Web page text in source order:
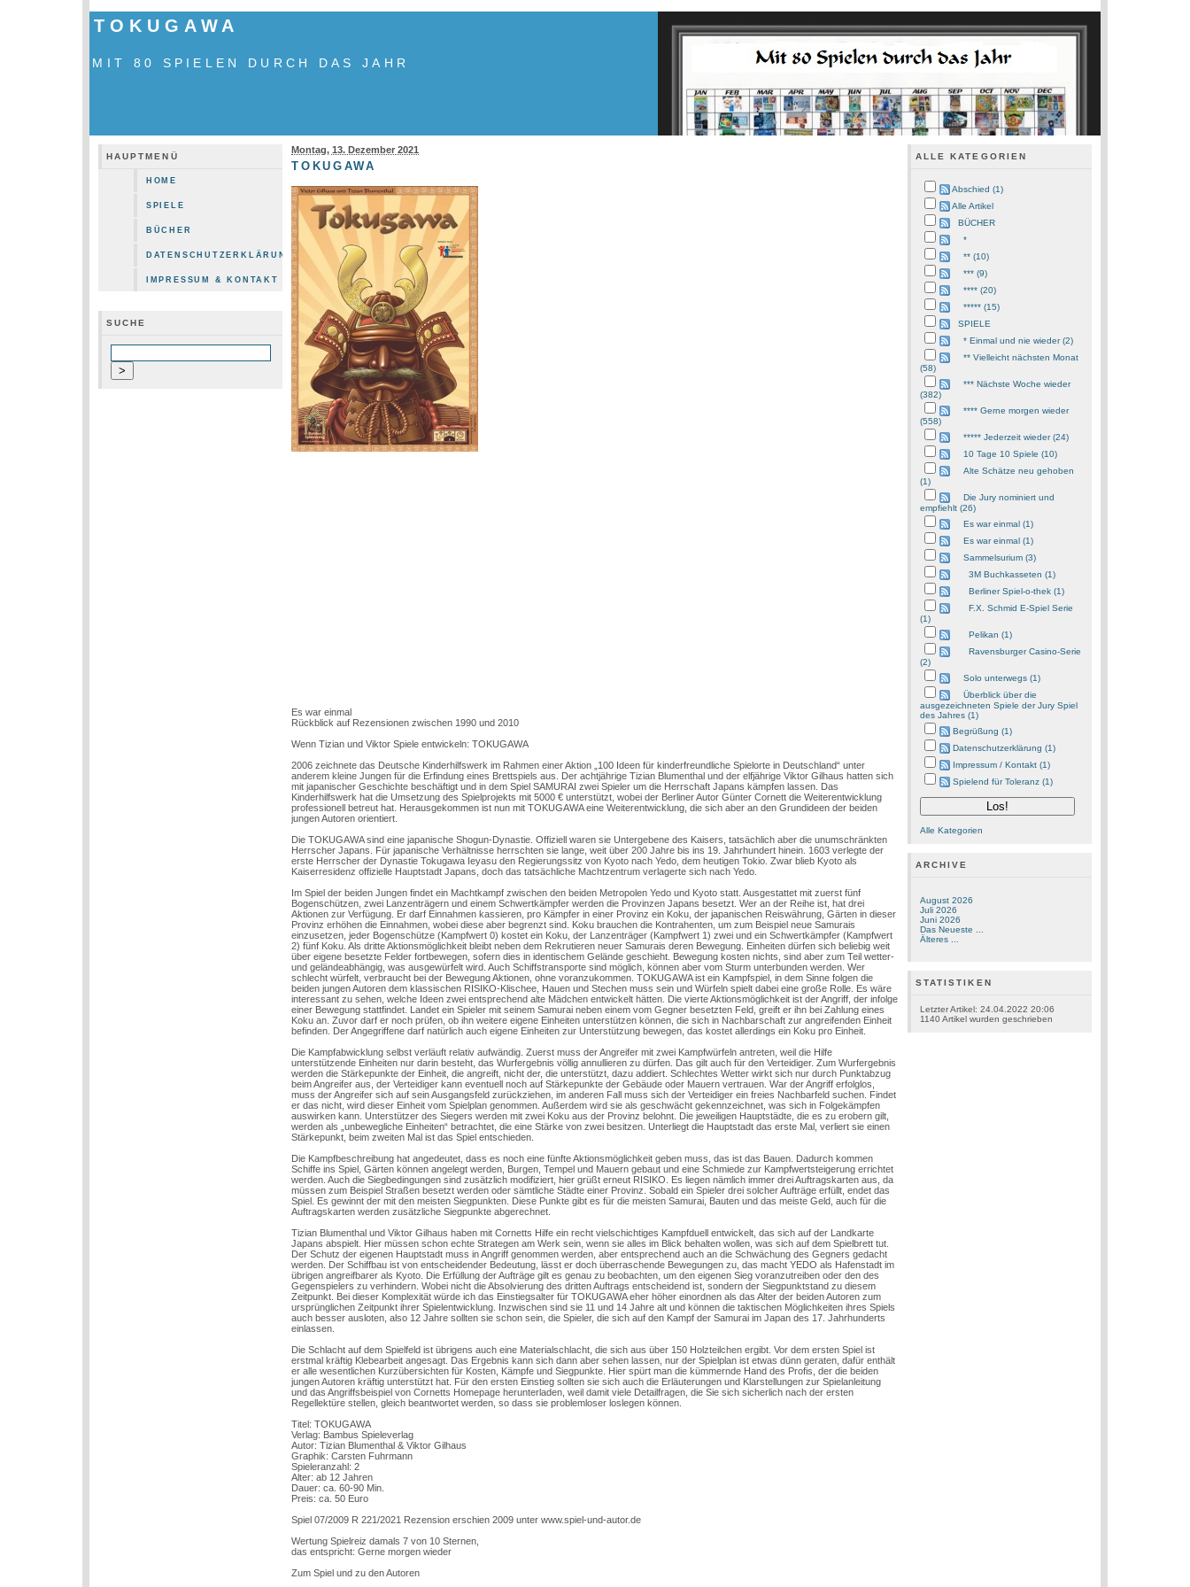
TOKUGAWA
MIT 80 SPIELEN DURCH DAS JAHR
HAUPTMENÜ
HOME
SPIELE
BÜCHER
DATENSCHUTZERKLÄRUNG
IMPRESSUM & KONTAKT
SUCHE
Montag, 13. Dezember 2021
TOKUGAWA
Es war einmal
Rückblick auf Rezensionen zwischen 1990 und 2010
Wenn Tizian und Viktor Spiele entwickeln: TOKUGAWA
2006 zeichnete das Deutsche Kinderhilfswerk im Rahmen einer Aktion „100 Ideen für kinderfreundliche Spielorte in Deutschland“ unter
anderem kleine Jungen für die Erfindung eines Brettspiels aus. Der achtjährige Tizian Blumenthal und der elfjährige Viktor Gilhaus hatten sich
mit japanischer Geschichte beschäftigt und in dem Spiel SAMURAI zwei Spieler um die Herrschaft Japans kämpfen lassen. Das
Kinderhilfswerk hat die Umsetzung des Spielprojekts mit 5000 € unterstützt, wobei der Berliner Autor Günter Cornett die Weiterentwicklung
professionell betreut hat. Herausgekommen ist nun mit TOKUGAWA eine Weiterentwicklung, die sich aber an den Grundideen der beiden
jungen Autoren orientiert.
Die TOKUGAWA sind eine japanische Shogun-Dynastie. Offiziell waren sie Untergebene des Kaisers, tatsächlich aber die unumschränkten
Herrscher Japans. Für japanische Verhältnisse herrschten sie lange, weit über 200 Jahre bis ins 19. Jahrhundert hinein. 1603 verlegte der
erste Herrscher der Dynastie Tokugawa Ieyasu den Regierungssitz von Kyoto nach Yedo, dem heutigen Tokio. Zwar blieb Kyoto als
Kaiserresidenz offizielle Hauptstadt Japans, doch das tatsächliche Machtzentrum verlagerte sich nach Yedo.
Im Spiel der beiden Jungen findet ein Machtkampf zwischen den beiden Metropolen Yedo und Kyoto statt. Ausgestattet mit zuerst fünf
Bogenschützen, zwei Lanzenträgern und einem Schwertkämpfer werden die Provinzen Japans besetzt. Wer an der Reihe ist, hat drei
Aktionen zur Verfügung. Er darf Einnahmen kassieren, pro Kämpfer in einer Provinz ein Koku, der japanischen Reiswährung, Gärten in dieser
Provinz erhöhen die Einnahmen, wobei diese aber begrenzt sind. Koku brauchen die Kontrahenten, um zum Beispiel neue Samurais
einzusetzen, jeder Bogenschütze (Kampfwert 0) kostet ein Koku, der Lanzenträger (Kampfwert 1) zwei und ein Schwertkämpfer (Kampfwert
2) fünf Koku. Als dritte Aktionsmöglichkeit bleibt neben dem Rekrutieren neuer Samurais deren Bewegung. Einheiten dürfen sich beliebig weit
über eigene besetzte Felder fortbewegen, sofern dies in identischem Gelände geschieht. Bewegung kosten nichts, sind aber zum Teil wetter-
und geländeabhängig, was ausgewürfelt wird. Auch Schiffstransporte sind möglich, können aber vom Sturm unterbunden werden. Wer
schlecht würfelt, verbraucht bei der Bewegung Aktionen, ohne voranzukommen. TOKUGAWA ist ein Kampfspiel, in dem Sinne folgen die
beiden jungen Autoren dem klassischen RISIKO-Klischee, Hauen und Stechen muss sein und Würfeln spielt dabei eine große Rolle. Es wäre
interessant zu sehen, welche Ideen zwei entsprechend alte Mädchen entwickelt hätten. Die vierte Aktionsmöglichkeit ist der Angriff, der infolge
einer Bewegung stattfindet. Landet ein Spieler mit seinem Samurai neben einem vom Gegner besetzten Feld, greift er ihn bei Zahlung eines
Koku an. Zuvor darf er noch prüfen, ob ihn weitere eigene Einheiten unterstützen können, die sich in Nachbarschaft zur angreifenden Einheit
befinden. Der Angegriffene darf natürlich auch eigene Einheiten zur Unterstützung bewegen, das kostet allerdings ein Koku pro Einheit.
Die Kampfabwicklung selbst verläuft relativ aufwändig. Zuerst muss der Angreifer mit zwei Kampfwürfeln antreten, weil die Hilfe
unterstützende Einheiten nur darin besteht, das Wurfergebnis völlig annullieren zu dürfen. Das gilt auch für den Verteidiger. Zum Wurfergebnis
werden die Stärkepunkte der Einheit, die angreift, nicht der, die unterstützt, dazu addiert. Schlechtes Wetter wirkt sich nur durch Punktabzug
beim Angreifer aus, der Verteidiger kann eventuell noch auf Stärkepunkte der Gebäude oder Mauern vertrauen. War der Angriff erfolglos,
muss der Angreifer sich auf sein Ausgangsfeld zurückziehen, im anderen Fall muss sich der Verteidiger ein freies Nachbarfeld suchen. Findet
er das nicht, wird dieser Einheit vom Spielplan genommen. Außerdem wird sie als geschwächt gekennzeichnet, was sich in Folgekämpfen
auswirken kann. Unterstützer des Siegers werden mit zwei Koku aus der Provinz belohnt. Die jeweiligen Hauptstädte, die es zu erobern gilt,
werden als „unbewegliche Einheiten“ betrachtet, die eine Stärke von zwei besitzen. Unterliegt die Hauptstadt das erste Mal, verliert sie einen
Stärkepunkt, beim zweiten Mal ist das Spiel entschieden.
Die Kampfbeschreibung hat angedeutet, dass es noch eine fünfte Aktionsmöglichkeit geben muss, das ist das Bauen. Dadurch kommen
Schiffe ins Spiel, Gärten können angelegt werden, Burgen, Tempel und Mauern gebaut und eine Schmiede zur Kampfwertsteigerung errichtet
werden. Auch die Siegbedingungen sind zusätzlich modifiziert, hier grüßt erneut RISIKO. Es liegen nämlich immer drei Auftragskarten aus, da
müssen zum Beispiel Straßen besetzt werden oder sämtliche Städte einer Provinz. Sobald ein Spieler drei solcher Aufträge erfüllt, endet das
Spiel. Es gewinnt der mit den meisten Siegpunkten. Diese Punkte gibt es für die meisten Samurai, Bauten und das meiste Geld, auch für die
Auftragskarten werden zusätzliche Siegpunkte abgerechnet.
Tizian Blumenthal und Viktor Gilhaus haben mit Cornetts Hilfe ein recht vielschichtiges Kampfduell entwickelt, das sich auf der Landkarte
Japans abspielt. Hier müssen schon echte Strategen am Werk sein, wenn sie alles im Blick behalten wollen, was sich auf dem Spielbrett tut.
Der Schutz der eigenen Hauptstadt muss in Angriff genommen werden, aber entsprechend auch an die Schwächung des Gegners gedacht
werden. Der Schiffbau ist von entscheidender Bedeutung, lässt er doch überraschende Bewegungen zu, das macht YEDO als Hafenstadt im
übrigen angreifbarer als Kyoto. Die Erfüllung der Aufträge gilt es genau zu beobachten, um den eigenen Sieg voranzutreiben oder den des
Gegenspielers zu verhindern. Wobei nicht die Absolvierung des dritten Auftrags entscheidend ist, sondern der Siegpunktstand zu diesem
Zeitpunkt. Bei dieser Komplexität würde ich das Einstiegsalter für TOKUGAWA eher höher einordnen als das Alter der beiden Autoren zum
ursprünglichen Zeitpunkt ihrer Spielentwicklung. Inzwischen sind sie 11 und 14 Jahre alt und können die taktischen Möglichkeiten ihres Spiels
auch besser ausloten, also 12 Jahre sollten sie schon sein, die Spieler, die sich auf den Kampf der Samurai im Japan des 17. Jahrhunderts
einlassen.
Die Schlacht auf dem Spielfeld ist übrigens auch eine Materialschlacht, die sich aus über 150 Holzteilchen ergibt. Vor dem ersten Spiel ist
erstmal kräftig Klebearbeit angesagt. Das Ergebnis kann sich dann aber sehen lassen, nur der Spielplan ist etwas dünn geraten, dafür enthält
er alle wesentlichen Kurzübersichten für Kosten, Kämpfe und Siegpunkte. Hier spürt man die kümmernde Hand des Profis, der die beiden
jungen Autoren kräftig unterstützt hat. Für den ersten Einstieg sollten sie sich auch die Erläuterungen und Klarstellungen zur Spielanleitung
und das Angriffsbeispiel von Cornetts Homepage herunterladen, weil damit viele Detailfragen, die Sie sich sicherlich nach der ersten
Regellektüre stellen, gleich beantwortet werden, so dass sie problemloser loslegen können.
Titel: TOKUGAWA
Verlag: Bambus Spieleverlag
Autor: Tizian Blumenthal & Viktor Gilhaus
Graphik: Carsten Fuhrmann
Spieleranzahl: 2
Alter: ab 12 Jahren
Dauer: ca. 60-90 Min.
Preis: ca. 50 Euro
Spiel 07/2009 R 221/2021 Rezension erschien 2009 unter www.spiel-und-autor.de
Wertung Spielreiz damals 7 von 10 Sternen,
das entspricht: Gerne morgen wieder
Zum Spiel und zu den Autoren
ALLE KATEGORIEN
Abschied (1)
Alle Artikel
BÜCHER
*
** (10)
*** (9)
**** (20)
***** (15)
SPIELE
* Einmal und nie wieder (2)
** Vielleicht nächsten Monat
(58)
*** Nächste Woche wieder
(382)
**** Gerne morgen wieder
(558)
***** Jederzeit wieder (24)
10 Tage 10 Spiele (10)
Alte Schätze neu gehoben
(1)
Die Jury nominiert und
empfiehlt (26)
Es war einmal (1)
Es war einmal (1)
Sammelsurium (3)
3M Buchkasseten (1)
Berliner Spiel-o-thek (1)
F.X. Schmid E-Spiel Serie
(1)
Pelikan (1)
Ravensburger Casino-Serie
(2)
Solo unterwegs (1)
Überblick über die
ausgezeichneten Spiele der Jury Spiel
des Jahres (1)
Begrüßung (1)
Datenschutzerklärung (1)
Impressum / Kontakt (1)
Spielend für Toleranz (1)
Alle Kategorien
ARCHIVE
August 2026
Juli 2026
Juni 2026
Das Neueste ...
Älteres ...
STATISTIKEN
Letzter Artikel: 24.04.2022 20:06
1140Artikel wurden geschrieben